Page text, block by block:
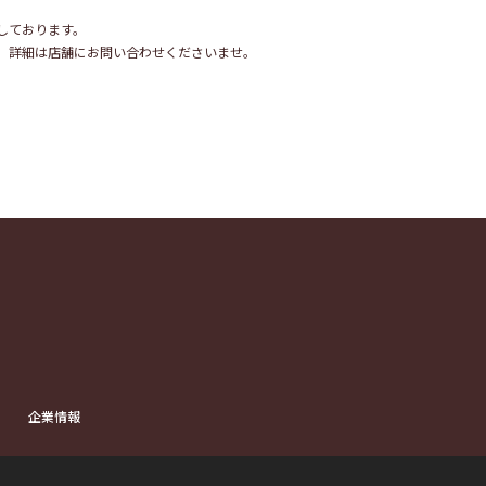
おります。
細は店舗にお問い合わせくださいませ。
企業情報